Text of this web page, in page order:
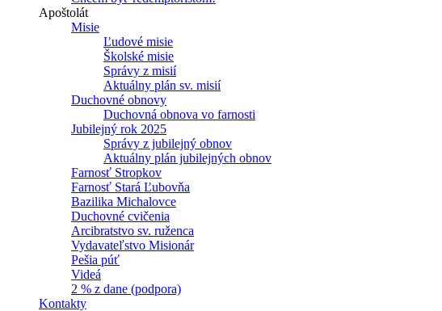
Apoštolát
Misie
Ľudové misie
Školské misie
Správy z misií
Aktuálny plán sv. misií
Duchovné obnovy
Duchovná obnova vo farnosti
Jubilejný rok 2025
Správy z jubilejný obnov
Aktuálny plán jubilejných obnov
Farnosť Stropkov
Farnosť Stará Ľubovňa
Bazilika Michalovce
Duchovné cvičenia
Arcibratstvo sv. ruženca
Vydavateľstvo Misionár
Pešia púť
Videá
2 % z dane (podpora)
Kontakty